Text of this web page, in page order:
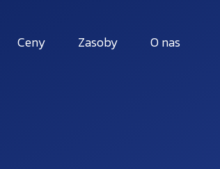
Ceny Zasoby O nas